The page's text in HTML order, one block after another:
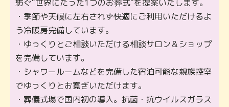
紡ぐ“世界にたった1つのお葬式”を提案いたします。
・季節や天候に左右されず快適にご利用いただけるよ
う冷暖房完備しています。
・ゆっくりとご相談いただける相談サロン＆ショップ
を完備しています。
・シャワールームなどを完備した宿泊可能な親族控室
でゆっくりとお寛ぎいただけます。
・葬儀式場で国内初の導入。抗菌・抗ウイルスガラス